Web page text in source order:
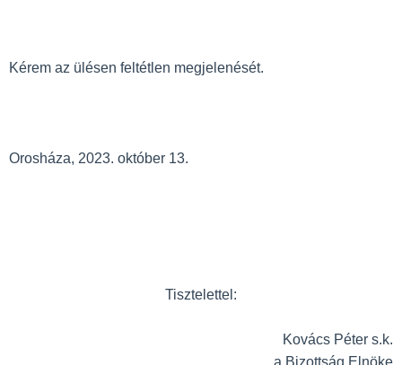
Kérem az ülésen feltétlen megjelenését.
Orosháza, 2023. október 13.
Tisztelettel:
Kovács Péter s.k.
a Bizottság Elnöke